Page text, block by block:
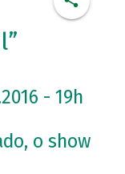
- 19h
o show